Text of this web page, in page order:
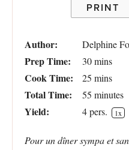
PRINT
Author: Delphine
Prep Time: 30 mins
Cook Time: 25 mins
Total Time: 55 minutes
Yield: 4pers. 1x
Pour un dîner sympa et